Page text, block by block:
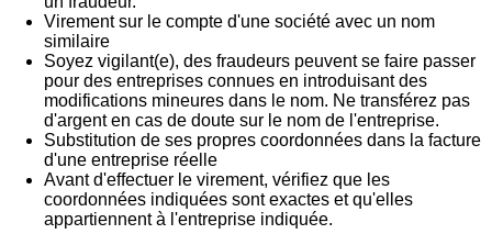
Virement sur le compte d'une société avec un nom
similaire
Soyez vigilant(e), des fraudeurs peuvent se faire passer
pour des entreprises connues en introduisant des
modifications mineures dans le nom. Ne transférez pas
d'argent en cas de doute sur le nom de l'entreprise.
Substitution de ses propres coordonnées dans la facture
d'une entreprise réelle
Avant d'effectuer le virement, vérifiez que les
coordonnées indiquées sont exactes et qu'elles
appartiennent à l'entreprise indiquée.